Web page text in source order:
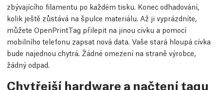
zbývajícího filamentu po každém tisku. Konec odhadování,
kolik ještě zůstává na špulce materiálu. Až ji vyprázdníte,
můžete OpenPrintTag přilepit na jinou cívku a pomocí
mobilního telefonu zapsat nová data. Vaše stará hloupá cívka
bude najednou chytrá. Žádné omezení na straně výrobce,
žádný odpad.
Chytřejší hardware a načtení tagu